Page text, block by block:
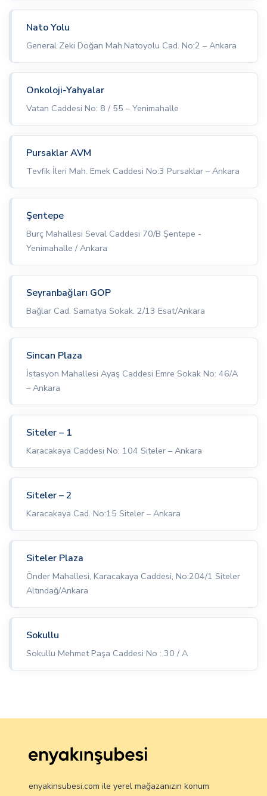
Nato Yolu
General Zeki Doğan Mah.Natoyolu Cad. No:2 – Ankara
Onkoloji-Yahyalar
Vatan Caddesi No: 8 / 55 – Yenimahalle
Pursaklar AVM
Tevfik İleri Mah. Emek Caddesi No:3 Pursaklar – Ankara
Şentepe
Burç Mahallesi Seval Caddesi 70/B Şentepe -
Yenimahalle / Ankara
Seyranbağları GOP
Bağlar Cad. Samatya Sokak. 2/13 Esat/Ankara
Sincan Plaza
İstasyon Mahallesi Ayaş Caddesi Emre Sokak No: 46/A
– Ankara
Siteler – 1
Karacakaya Caddesi No: 104 Siteler – Ankara
Siteler – 2
Karacakaya Cad. No:15 Siteler – Ankara
Siteler Plaza
Önder Mahallesi, Karacakaya Caddesi, No:204/1 Siteler
Altındağ/Ankara
Sokullu
Sokullu Mehmet Paşa Caddesi No : 30 / A
enyakinsubesi.com ile yerel mağazanızın konum